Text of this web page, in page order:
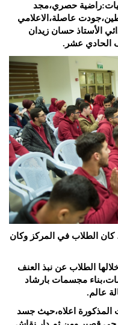
حصري،مجد
عاصلة،الاعلامي
الأستاذ حسان زيدان
الحادي عشر.
الطلاب في المركز وكان
الطلاب عن نبذ العنف
مجسمات بارشاد
عالم.
المذكورة اعلاه،حيث جسد